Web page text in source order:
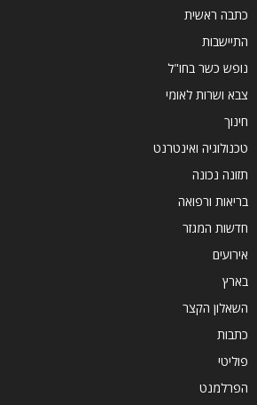
כתבה ראשית
התיישבות
נופש כשר בחו"ל
צבא ושרות לאומי
חינוך
טכנולוגיה ואינטרנט
תזונה נכונה
בריאות ורפואה
חדשות המגזר
אירועים
בארץ
השאלון הקצר
כתבות
פוליטי
הפרלמנט